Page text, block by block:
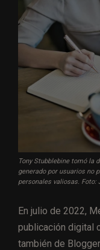
Tony Stubblebine tomó la
generado por usuarios no
personales valiosas. Foto:
En julio de 2022,
publicación digital
también de